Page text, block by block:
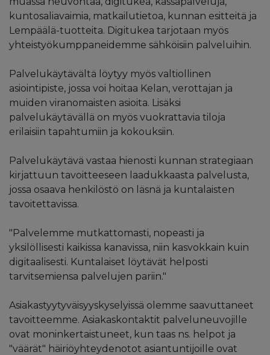
kuntosaliavaimia, matkailutietoa, kunnan esitteitä ja
Lempäälä-tuotteita. Digitukea tarjotaan myös
yhteistyökumppaneidemme sähköisiin palveluihin.
Palvelukäytävältä löytyy myös valtiollinen
asiointipiste, jossa voi hoitaa Kelan, verottajan ja
muiden viranomaisten asioita. Lisäksi
palvelukäytävällä on myös vuokrattavia tiloja
erilaisiin tapahtumiin ja kokouksiin.
Palvelukäytävä vastaa hienosti kunnan strategiaan
kirjattuun tavoitteeseen laadukkaasta palvelusta,
jossa osaava henkilöstö on läsnä ja kuntalaisten
tavoitettavissa.
"Palvelemme mutkattomasti, nopeasti ja
yksilöllisesti kaikissa kanavissa, niin kasvokkain kuin
digitaalisesti. Kuntalaiset löytävät helposti
tarvitsemiensa palvelujen pariin."
Asiakastyytyväisyyskyselyissä olemme saavuttaneet
tavoitteemme. Asiakaskontaktit palveluneuvojille
ovat moninkertaistuneet, kun taas ns. helpot ja
"väärät" häiriöyhteydenotot asiantuntijoille ovat